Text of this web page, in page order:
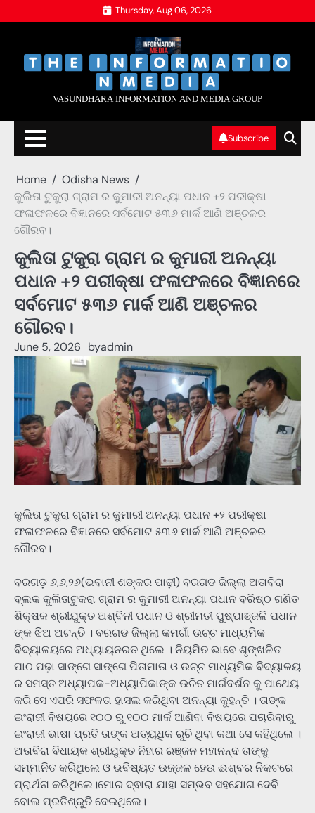
to
Thursday, Aug 06, 2026
V̲A̲S̲U̲N̲D̲H̲A̲R̲A̲ I̲N̲F̲O̲R̲M̲A̲T̲I̲O̲N̲ A̲N̲D̲ M̲E̲D̲I̲A̲ G̲R̲O̲U̲P̲
Subscribe
Home
Odisha News
କୁଲିତା ଟୁକୁରା ଗ୍ରାମ ର କୁମାରୀ ଅନନ୍ୟା ପଧାନ +୨ ପରୀକ୍ଷା
ଫଳାଫଳରେ ବିଜ୍ଞାନରେ ସର୍ବମୋଟ ୫୩୬ ମାର୍କ ଆଣି ଅଞ୍ଚଳର
ଗୌରବ।
କୁଲିତା ଟୁକୁରା ଗ୍ରାମ ର କୁମାରୀ ଅନନ୍ୟା
ପଧାନ +୨ ପରୀକ୍ଷା ଫଳାଫଳରେ ବିଜ୍ଞାନରେ
ସର୍ବମୋଟ ୫୩୬ ମାର୍କ ଆଣି ଅଞ୍ଚଳର
ଗୌରବ।
June 5, 2026 byadmin
କୁଲିତା ଟୁକୁରା ଗ୍ରାମ ର କୁମାରୀ ଅନନ୍ୟା ପଧାନ +୨ ପରୀକ୍ଷା
ଫଳାଫଳରେ ବିଜ୍ଞାନରେ ସର୍ବମୋଟ ୫୩୬ ମାର୍କ ଆଣି ଅଞ୍ଚଳର
ଗୌରବ।
ବରଗଡ଼ ୬,୬,୨୬(ଭବାନୀ ଶଙ୍କର ପାଢ଼ୀ) ବରଗଡ ଜିଲ୍ଲା ଅତାବିରା
ବ୍ଲକ କୁଲିତାଟୁକରା ଗ୍ରାମ ର କୁମାରୀ ଅନନ୍ୟା ପଧାନ ବରିଷ୍ଠ ଗଣିତ
ଶିକ୍ଷକ ଶ୍ରୀଯୁକ୍ତ ଅଶ୍ବିନୀ ପଧାନ ଓ ଶ୍ରୀମତୀ ପୁଷ୍ପାଞ୍ଜଳି ପଧାନ
ଙ୍କ ଝିଅ ଅଟନ୍ତି । ବରଗଡ ଜିଲ୍ଲା କମଗାଁ ଉଚ୍ଚ ମାଧ୍ୟମିକ
ବିଦ୍ୟାଳୟରେ ଅଧ୍ୟାୟନରତ ଥିଲେ । ନିୟମିତ ଭାବେ ଶୃଙ୍ଖଳିତ
ପାଠ ପଢ଼ା ସାଙ୍ଗେ ସାଙ୍ଗେ ପିତାମାତା ଓ ଉଚ୍ଚ ମାଧ୍ୟମିକ ବିଦ୍ୟାଳୟ
ର ସମସ୍ତ ଅଧ୍ୟାପକ-ଅଧ୍ୟାପିକାଙ୍କ ଉଚିତ ମାର୍ଗଦର୍ଶନ କୁ ପାଥେୟ
କରି ସେ ଏପରି ସଫଳତା ହାସଲ କରିଥିବା ଅନନ୍ୟା କୁହନ୍ତି । ତାଙ୍କ
ଇଂରାଜୀ ବିଷୟରେ ୧୦୦ ରୁ ୧୦୦ ମାର୍କ ଆଣିବା ବିଷୟରେ ପଚାରିବାରୁ
ଇଂରାଜୀ ଭାଷା ପ୍ରତି ତାଙ୍କ ଅତ୍ୟଧିକ ରୁଚି ଥିବା କଥା ସେ କହିଥିଲେ ।
ଅତାବିରା ବିଧାୟକ ଶ୍ରୀଯୁକ୍ତ ନିହାର ରଞ୍ଜନ ମହାନନ୍ଦ ତାଙ୍କୁ
ସମ୍ମାନିତ କରିଥିଲେ ଓ ଭବିଷ୍ୟତ ଉଜ୍ଜଳ ହେଉ ଈଶ୍ବର ନିକଟରେ
ପ୍ରାର୍ଥନା କରିଥିଲେ।ମୋର ଦ୍ଵାରା ଯାହା ସମ୍ଭବ ସହଯୋଗ ଦେବି
ବୋଲ ପ୍ରତିଶ୍ରୁତି ଦେଇଥିଲେ।